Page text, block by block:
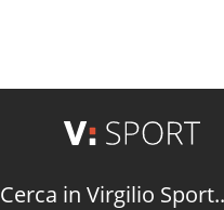
Cerca in Virgilio